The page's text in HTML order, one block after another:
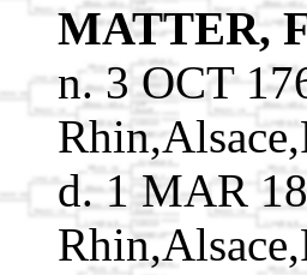
MATTER,
n. 3 OCT
d. 1 MAR